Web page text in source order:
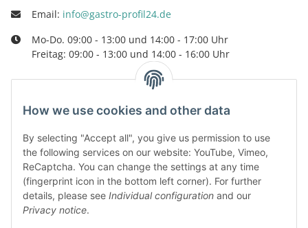
How we use cookies and other data
By selecting "Accept all", you give us permission to use
the following services on our website: YouTube, Vimeo,
ReCaptcha. You can change the settings at any time
(fingerprint icon in the bottom left corner). For further
details, please see Individual configuration and our
Privacy notice.
Email: info@gastro-profil24.de
Mo-Do. 09:00 - 13:00 und 14:00 - 17:00 Uhr
Freitag: 09:00 - 13:00 und 14:00 - 16:00 Uhr
Kategorien
Information
Legal